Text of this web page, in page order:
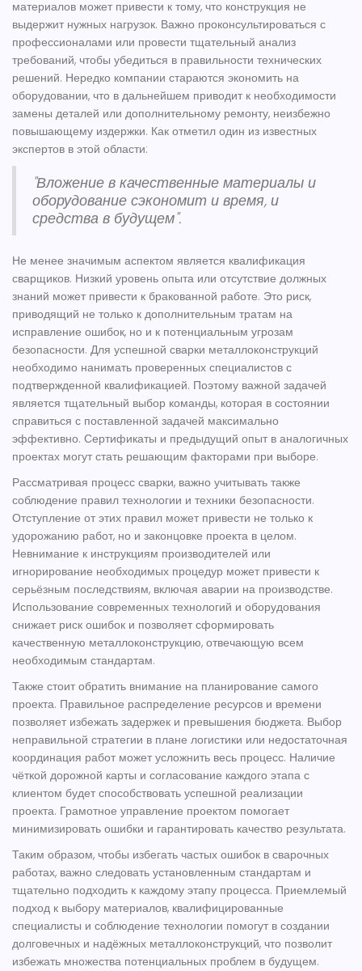
материалов может привести к тому, что конструкция не
выдержит нужных нагрузок. Важно проконсультироваться с
профессионалами или провести тщательный анализ
требований, чтобы убедиться в правильности технических
решений. Нередко компании стараются экономить на
оборудовании, что в дальнейшем приводит к необходимости
замены деталей или дополнительному ремонту, неизбежно
повышающему издержки. Как отметил один из известных
экспертов в этой области:
"Вложение в качественные материалы и
оборудование сэкономит и время, и
средства в будущем".
Не менее значимым аспектом является квалификация
сварщиков. Низкий уровень опыта или отсутствие должных
знаний может привести к бракованной работе. Это риск,
приводящий не только к дополнительным тратам на
исправление ошибок, но и к потенциальным угрозам
безопасности. Для успешной сварки металлоконструкций
необходимо нанимать проверенных специалистов с
подтвержденной квалификацией. Поэтому важной задачей
является тщательный выбор команды, которая в состоянии
справиться с поставленной задачей максимально
эффективно. Сертификаты и предыдущий опыт в аналогичных
проектах могут стать решающим факторами при выборе.
Рассматривая процесс сварки, важно учитывать также
соблюдение правил технологии и техники безопасности.
Отступление от этих правил может привести не только к
удорожанию работ, но и законцовке проекта в целом.
Невнимание к инструкциям производителей или
игнорирование необходимых процедур может привести к
серьёзным последствиям, включая аварии на производстве.
Использование современных технологий и оборудования
снижает риск ошибок и позволяет сформировать
качественную металлоконструкцию, отвечающую всем
необходимым стандартам.
Также стоит обратить внимание на планирование самого
проекта. Правильное распределение ресурсов и времени
позволяет избежать задержек и превышения бюджета. Выбор
неправильной стратегии в плане логистики или недостаточная
координация работ может усложнить весь процесс. Наличие
чёткой дорожной карты и согласование каждого этапа с
клиентом будет способствовать успешной реализации
проекта. Грамотное управление проектом помогает
минимизировать ошибки и гарантировать качество результата.
Таким образом, чтобы избегать частых ошибок в сварочных
работах, важно следовать установленным стандартам и
тщательно подходить к каждому этапу процесса. Приемлемый
подход к выбору материалов, квалифицированные
специалисты и соблюдение технологии помогут в создании
долговечных и надёжных металлоконструкций, что позволит
избежать множества потенциальных проблем в будущем.